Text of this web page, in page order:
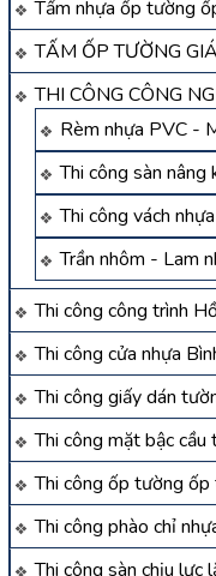
Tấm nhựa ốp tường
TẤM ỐP TƯỜNG
THI CÔNG CÔNG
Rèm nhựa PVC -
Thi công sàn
Thi công vách
Trần nhôm - Lam
Thi công công trình
Thi công cửa nhựa
Thi công giấy dán
Thi công mặt bậc cầu
Thi công ốp tường
Thi công phào chỉ
Thi công sàn chịu lực